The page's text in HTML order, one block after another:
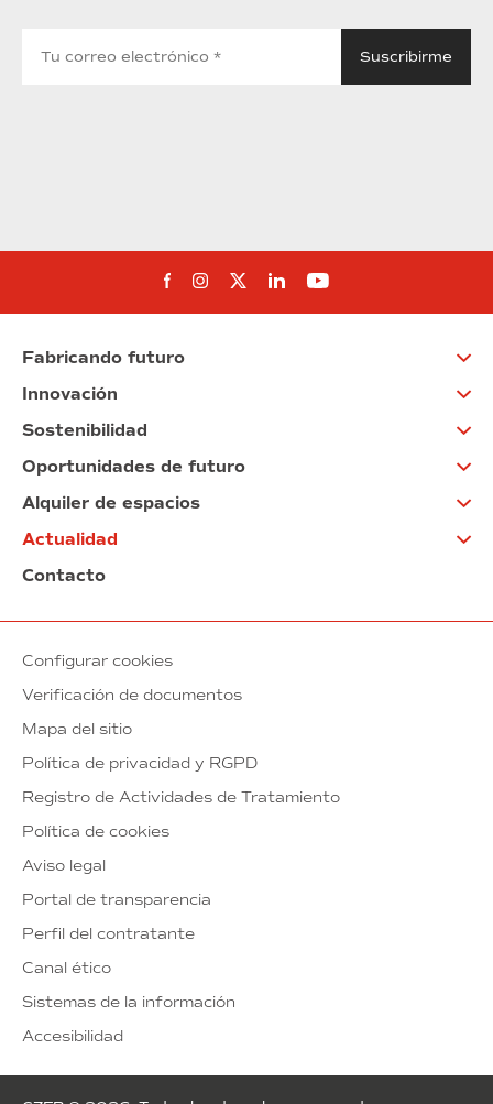
Síguenos en Facebook
Síguenos en Instagram
Síguenos en Twitter
Síguenos en Linkedin
Síguenos en
Fabricando futuro
Innovación
Sostenibilidad
Oportunidades de futuro
Alquiler de espacios
Actualidad
Contacto
Configurar cookies
Verificación de documentos
Mapa del sitio
Política de privacidad y RGPD
Registro de Actividades de Tratamiento
Política de cookies
Aviso legal
Portal de transparencia
Perfil del contratante
Canal ético
Sistemas de la información
Accesibilidad